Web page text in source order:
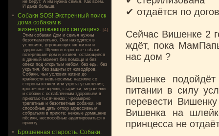
не берут. А им нужна семья. Как всем.
И даже больше.
Собаки SOS! Экстренный поиск
дома собакам в
жизнеугрожающих ситуациях. [4]
Этим собакам Дом и семья нужны
безотлагательно. Они находятся в
условиях, угрожающих их жизни и
здоровью. Щенки и взрослые собаки,
потерявшие дом и хозяев, остающиеся
в данный момент без помощи и без
опеки под открытым небом, без еды, без
укрытия, без защиты от живодёров.
Собаки, чьи условия жизни до
крайности невыносимы: насилие со
стороны хозяев или угроза усыпления;
крошечные щенки, старички, мерзлячки
и собаки с ослабленным здоровьем в
приютах-тысячниках; чрезмерно
трепетные и безответные собачки, не
способные дать отпор агрессивным
собратьям в приюте; нежные домашние
пёсики, неспособные адаптироваться к
приюту.
Брошенная старость. Собаки.
✔ отдаётся по
Сейчас Вишенке 2
ждёт, пока
нас дом ?
Вишенке
питании в силу
перевести
Вишенка на
принцесса не